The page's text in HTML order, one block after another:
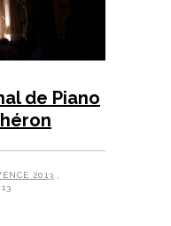
de Piano
2013 ,